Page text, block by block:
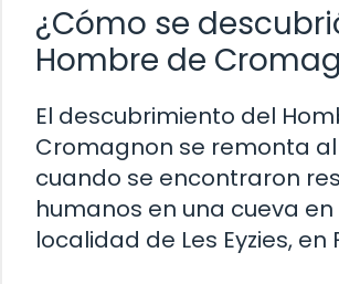
¿Cómo se
Hombre de
El descubrimiento del
Cromagnon se remonta al
cuando se encontraron
humanos en una cueva en
localidad de Les Eyzies, en